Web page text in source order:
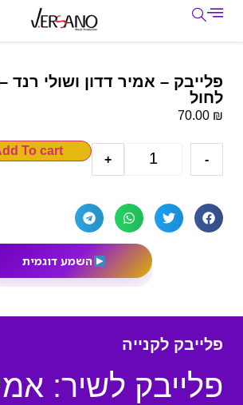
פלייבק – אמיר דדון ושולי רנד
לחול
70.00 ₪
-
+
To cart
השמע דוגמית
פלייבק לקנייה
פלייבק לשיר: